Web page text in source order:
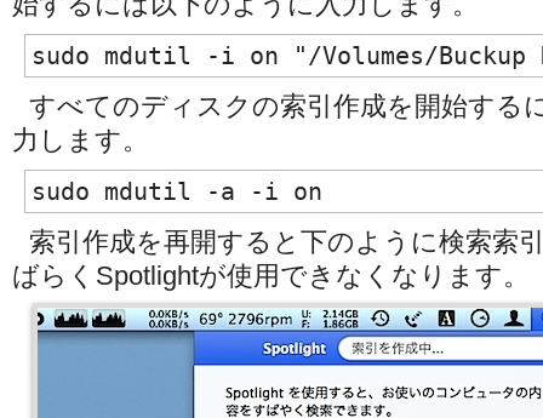
sudo mdutil -i on "/Volumes/Buckup
すべてのディスクの索引作成を開始する
力します。
sudo mdutil -a -i on
索引作成を再開すると下のように検索索
ばらくSpotlightが使用できなくなります。